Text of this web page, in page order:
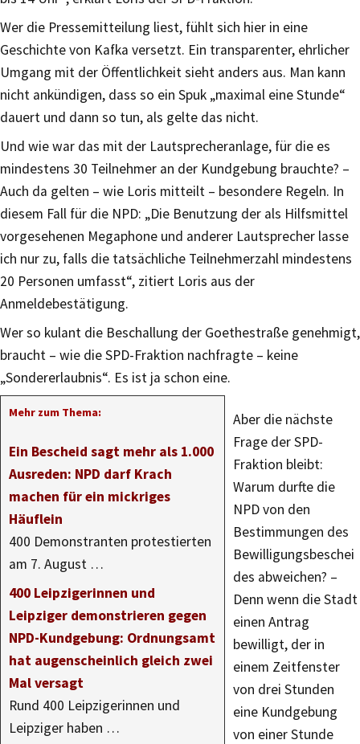
Wer die Pressemitteilung liest, fühlt sich hier in eine
Geschichte von Kafka versetzt. Ein transparenter, ehrlicher
Umgang mit der Öffentlichkeit sieht anders aus. Man kann
nicht ankündigen, dass so ein Spuk „maximal eine Stunde“
dauert und dann so tun, als gelte das nicht.
Und wie war das mit der Lautsprecheranlage, für die es
mindestens 30 Teilnehmer an der Kundgebung brauchte? –
Auch da gelten – wie Loris mitteilt – besondere Regeln. In
diesem Fall für die NPD: „Die Benutzung der als Hilfsmittel
vorgesehenen Megaphone und anderer Lautsprecher lasse
ich nur zu, falls die tatsächliche Teilnehmerzahl mindestens
20 Personen umfasst“, zitiert Loris aus der
Anmeldebestätigung.
Wer so kulant die Beschallung der Goethestraße genehmigt,
braucht – wie die SPD-Fraktion nachfragte – keine
„Sondererlaubnis“. Es ist ja schon eine.
Mehr zum Thema:
Ein Bescheid sagt mehr als 1.000
Ausreden: NPD darf Krach
machen für ein mickriges
Häuflein
400 Demonstranten protestierten
am 7. August …
400 Leipzigerinnen und
Leipziger demonstrieren gegen
NPD-Kundgebung: Ordnungsamt
hat augenscheinlich gleich zwei
Mal versagt
Rund 400 Leipzigerinnen und
Leipziger haben …
Aber die nächste
Frage der SPD-
Fraktion bleibt:
Warum durfte die
NPD von den
Bestimmungen des
Bewilligungsbeschei
des abweichen? –
Denn wenn die Stadt
einen Antrag
bewilligt, der in
einem Zeitfenster
von drei Stunden
eine Kundgebung
von einer Stunde